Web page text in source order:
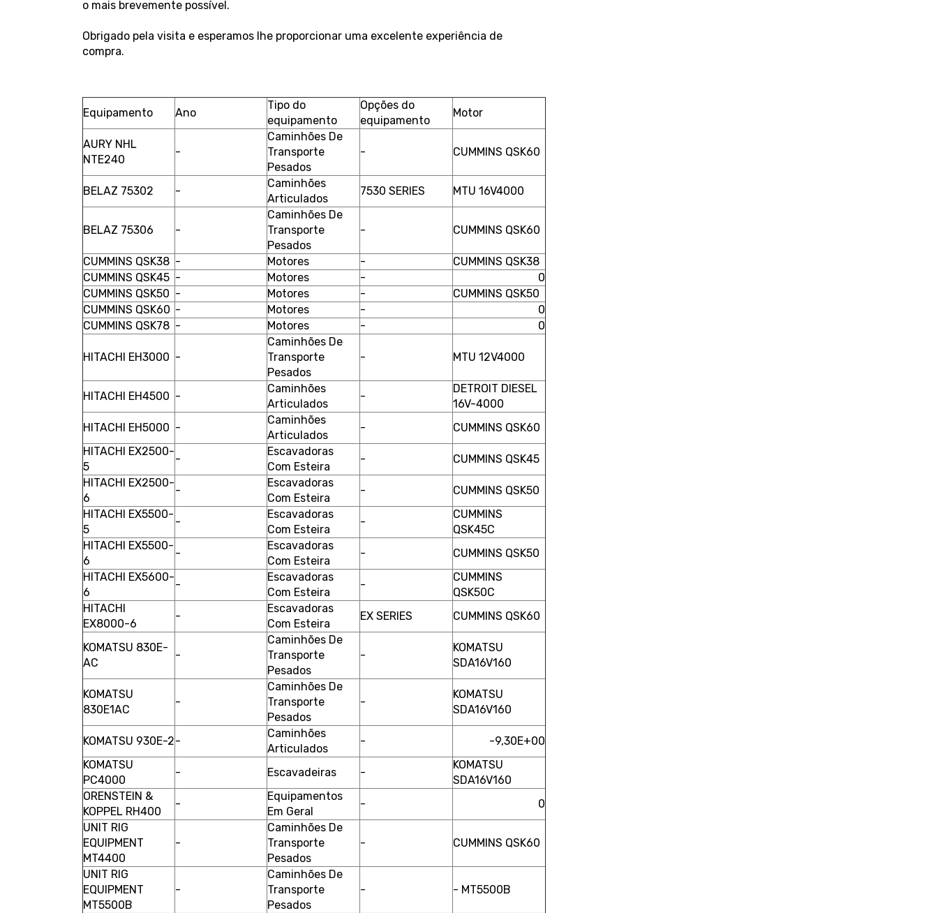
o mais brevemente possível.
Obrigado pela visita e esperamos lhe proporcionar uma excelente experiência de
compra.
Equipamento Ano
Tipo do
equipamento
Opções do
equipamento
Motor
AURY NHL
NTE240
-
Caminhões De
Transporte
Pesados
- CUMMINS QSK60
BELAZ 75302 -
Caminhões
Articulados
7530 SERIES MTU 16V4000
BELAZ 75306 -
Caminhões De
Transporte
Pesados
- CUMMINS QSK60
CUMMINS QSK38 - Motores -
CUMMINS QSK38
CUMMINS QSK45 - Motores -
0
CUMMINS QSK50 - Motores -
CUMMINS QSK50
CUMMINS QSK60 - Motores -
0
CUMMINS QSK78 - Motores - 0
HITACHI EH3000 -
Caminhões De
Transporte
Pesados
- MTU 12V4000
HITACHI EH4500 -
Caminhões
Articulados
-
DETROIT DIESEL
16V-4000
HITACHI EH5000 -
Caminhões
Articulados
-
CUMMINS QSK60
HITACHI EX2500-
5
-
Escavadoras
Com Esteira
-
CUMMINS QSK45
HITACHI EX2500-
6
-
Escavadoras
Com Esteira
-
CUMMINS QSK50
HITACHI EX5500-
5
-
Escavadoras
Com Esteira
-
CUMMINS
QSK45C
HITACHI EX5500-
6
-
Escavadoras
Com Esteira
-
CUMMINS QSK50
HITACHI EX5600-
6
-
Escavadoras
Com Esteira
-
CUMMINS
QSK50C
HITACHI
EX8000-6
-
Escavadoras
Com Esteira
EX SERIES CUMMINS QSK60
KOMATSU 830E-
AC
-
Caminhões De
Transporte
Pesados
-
KOMATSU
SDA16V160
KOMATSU
830E1AC
-
Caminhões De
Transporte
Pesados
-
KOMATSU
SDA16V160
KOMATSU 930E-2-
Caminhões
Articulados
-
-9,30E+00
KOMATSU
PC4000
- Escavadeiras -
KOMATSU
SDA16V160
ORENSTEIN &
KOPPEL RH400
-
Equipamentos
Em Geral
-
0
UNIT RIG
EQUIPMENT
MT4400
-
Caminhões De
Transporte
Pesados
- CUMMINS QSK60
UNIT RIG
EQUIPMENT
MT5500B
-
Caminhões De
Transporte
Pesados
- - MT5500B